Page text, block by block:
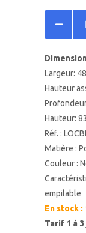
Largeur:
Hauteur
Hauteur:
Réf. :
Matière :
Couleur :
empilable
En stock :
Tarif 1 à